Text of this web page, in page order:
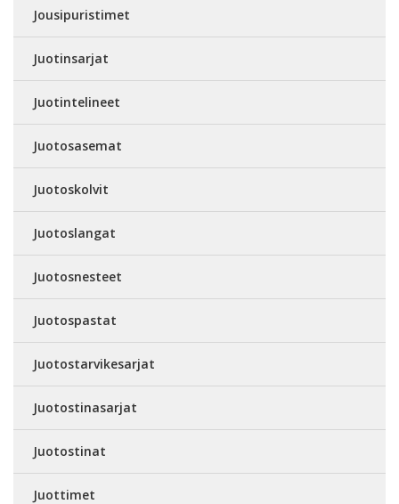
Jousipuristimet
Juotinsarjat
Juotintelineet
Juotosasemat
Juotoskolvit
Juotoslangat
Juotosnesteet
Juotospastat
Juotostarvikesarjat
Juotostinasarjat
Juotostinat
Juottimet